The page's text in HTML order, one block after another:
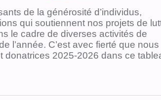
de la générosité d’individus,
qui soutiennent nos projets de
le cadre de diverses activités de
l’année. C’est avec fierté que nous
donatrices 2025-2026 dans ce